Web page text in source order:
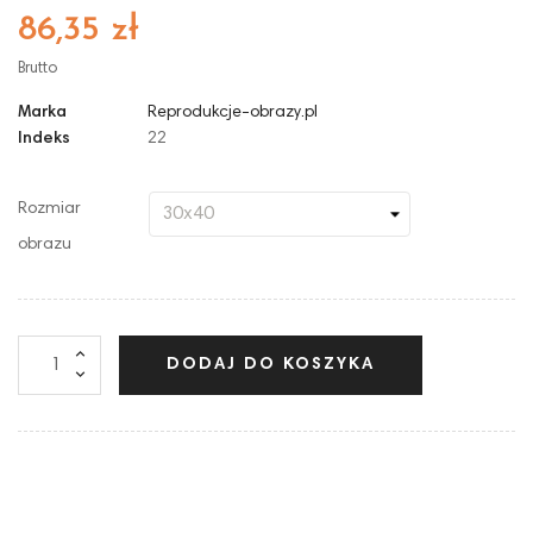
86,35 zł
Brutto
Marka
Reprodukcje-obrazy.pl
Indeks
22
Rozmiar
obrazu
DODAJ DO KOSZYKA